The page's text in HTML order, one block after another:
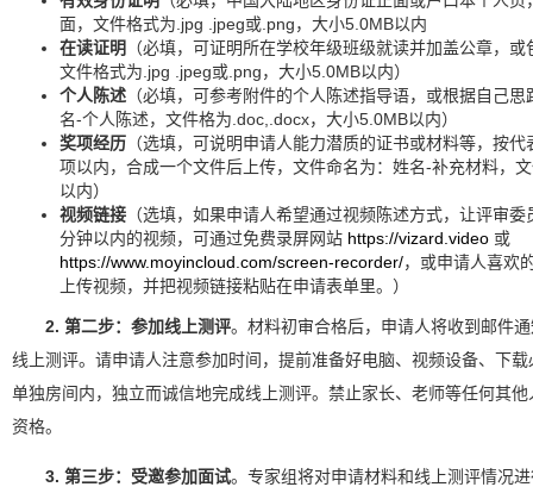
面，文件格式为.jpg .jpeg或.png，大小5.0MB以内
在读证明
（必填，可证明所在学校年级班级就读并加盖公章，
文件格式为.jpg .jpeg或.png，大小5.0MB以内）
个人陈述 （必填，可参考附件的个人陈述指导语，或根据自己
名-个人陈述，文件格为.doc,.docx，大小5.0MB以内）
奖项经历 （选填，可说明申请人能力潜质的证书或材料等，按
项以内，合成一个文件后上传，文件命名为：姓名-补充材料，
以内）
视频链接 （选填，如果申请人希望通过视频陈述方式，让评审
分钟以内的视频，可通过免费录屏网站 https://vizard.video 或
https://www.moyincloud.com/screen-recorder/，或申请人喜欢
上传视频，并把视频链接粘贴在申请表单里。）
2. 第二步：参加线上测评。材料初审合格后，申请人将收到邮件
线上测评。请申请人注意参加时间，提前准备好电脑、视频设备、下
单独房间内，独立而诚信地完成线上测评。禁止家长、老师等任何其
资格。
3. 第三步：受邀参加面试。专家组将对申请材料和线上测评情况